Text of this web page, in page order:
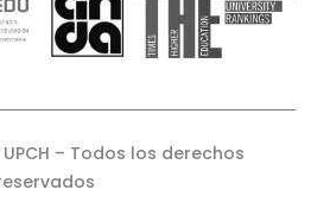
– Todos los derechos